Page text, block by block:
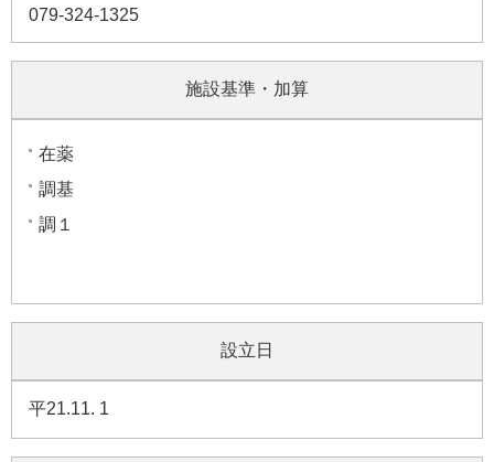
079-324-1325
施設基準・加算
在薬
調基
調１
設立日
平21.11. 1